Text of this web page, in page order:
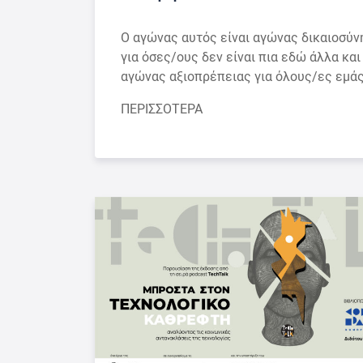
Ο αγώνας αυτός είναι αγώνας
για όσες/ους δεν είναι πια εδώ άλλα και
αγώνας αξιοπρέπειας για όλους/ες
ΠΕΡΙΣΣΟΤΕΡΑ